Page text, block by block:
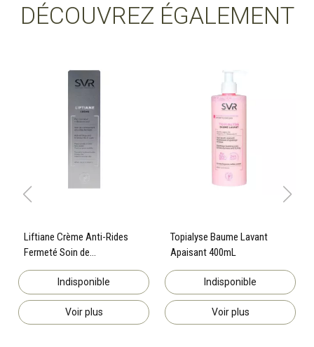
DÉCOUVREZ ÉGALEMENT
Liftiane Crème Anti-Rides
Fermeté Soin de
Comblement 40mL
Indisponible
Voir plus
Topialyse Baume Lavant
Apaisant 400mL
Indisponible
Voir plus